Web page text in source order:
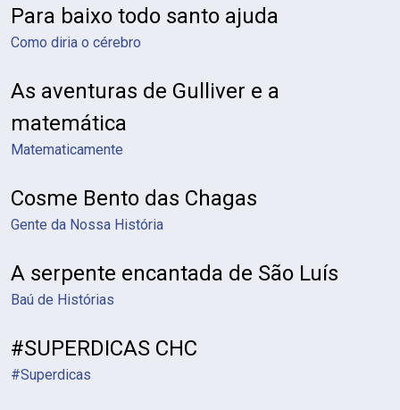
Para baixo todo santo ajuda
Como diria o cérebro
As aventuras de Gulliver e a
matemática
Matematicamente
Cosme Bento das Chagas
Gente da Nossa História
A serpente encantada de São Luís
Baú de Histórias
#SUPERDICAS CHC
#Superdicas